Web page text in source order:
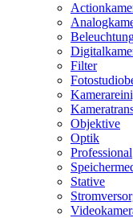
Filter
Objektive
Optik
Professional
Stative